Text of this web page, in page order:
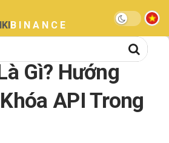
BINANCE
Gì? Hướng
API Trong